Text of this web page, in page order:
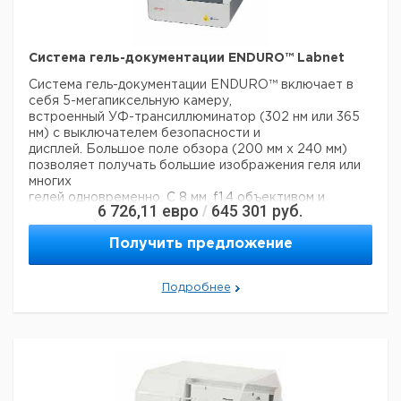
Размеры: 21 x 29 x 12 см
Тип
Кол-во
в упак.
Кат.
номер
НДС,
евро
НДС,
Срок
Single
Block
1 6272368
Dual
Block
1 6272369
Система гель-документации ENDURO™ Labnet
Система гель-документации ENDURO™ включает в
себя 5-мегапиксельную камеру,
встроенный УФ-трансиллюминатор (302 нм или 365
нм) с выключателем безопасности и
дисплей. Большое поле обзора (200 мм x 240 мм)
позволяет получать большие изображения геля или
многих
гелей одновременно. С 8 мм, f1.4 объективом и
технологией Smart Capture. Система имеет
встроенную
автофокусировку.
Гибкость использования достигается за счет
преобразующих экранов белого света и синего
Опциональный прозрачный гель-лоток - отличный
6 726,11 евро / 645 301 руб.
Получить предложение
Подробнее